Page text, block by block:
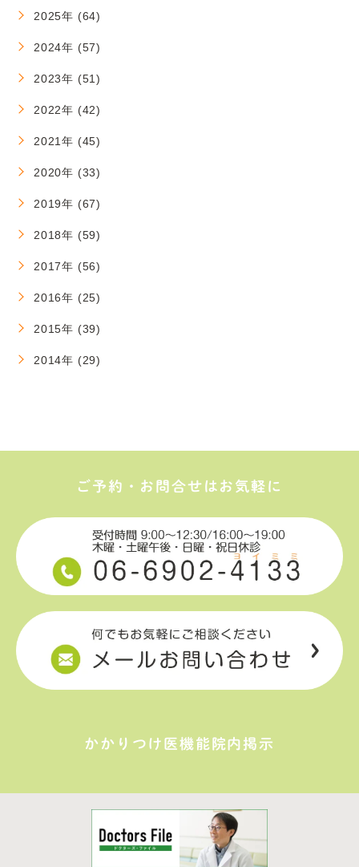
2025年 (64)
2024年 (57)
2023年 (51)
2022年 (42)
2021年 (45)
2020年 (33)
2019年 (67)
2018年 (59)
2017年 (56)
2016年 (25)
2015年 (39)
2014年 (29)
ご予約・お問合せはお気軽に
かかりつけ医機能院内掲示